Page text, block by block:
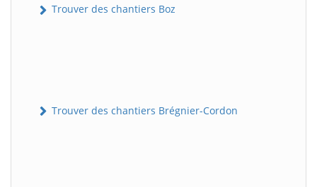
Trouver des chantiers Boz
Trouver des chantiers Brégnier-Cordon